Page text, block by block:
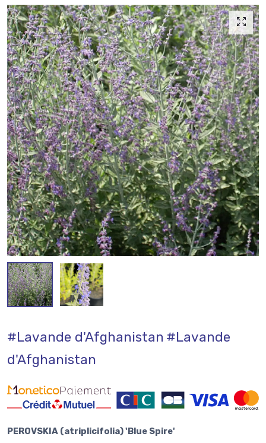
#Lavande d'Afghanistan #Lavande
d'Afghanistan
PEROVSKIA (atriplicifolia) 'Blue Spire'